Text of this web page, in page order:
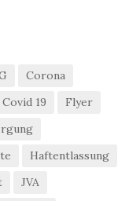
Corona
Covid 19
Flyer
Haftentlassung
JVA